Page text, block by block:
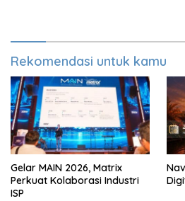
Rekomendasi untuk kamu
Gelar MAIN 2026, Matrix
Perkuat Kolaborasi Industri
ISP